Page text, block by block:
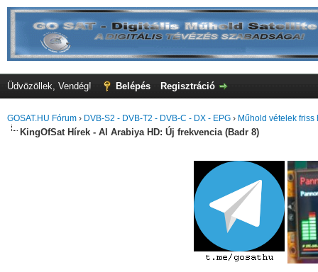
Üdvözöllek, Vendég! Belépés Regisztráció
GOSAT.HU Fórum › DVB-S2 - DVB-T2 - DVB-C - DX - EPG › Műhold vételek friss
KingOfSat Hírek - Al Arabiya HD: Új frekvencia (Badr 8)